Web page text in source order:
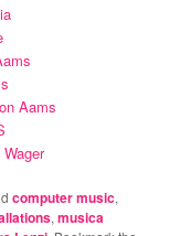
Aams
computer music,
,musica